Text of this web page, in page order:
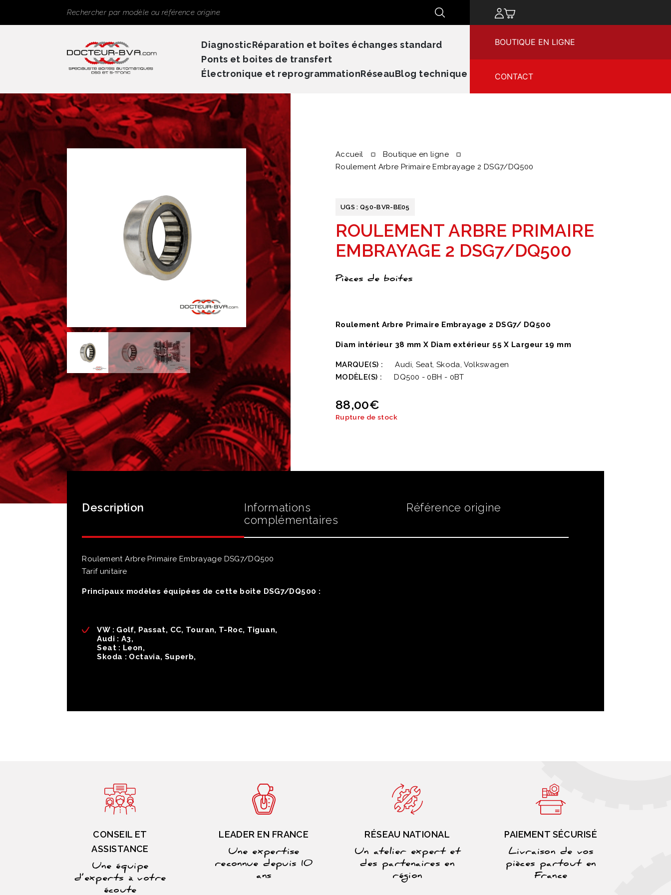
Rechercher
Rechercher
DiagnosticRéparation et boîtes échanges standard
Ponts et boites de transfert
Électronique et reprogrammationRéseauBlog technique
BOUTIQUE EN LIGNE
CONTACT
Accueil
Boutique en ligne
Roulement Arbre Primaire Embrayage 2 DSG7/DQ500
UGS : Q50-BVR-BE05
ROULEMENT ARBRE PRIMAIRE
EMBRAYAGE 2 DSG7/DQ500
Pièces de boites
Roulement Arbre Primaire Embrayage 2 DSG7/ DQ500
Diam intérieur 38 mm X Diam extérieur 55 X Largeur 19 mm
MARQUE(S) :
Audi, Seat, Skoda, Volkswagen
MODÈLE(S) :
DQ500 - 0BH - 0BT
88,00€
Rupture de stock
Description
Informations
complémentaires
Référence origine
Roulement Arbre Primaire Embrayage DSG7/DQ500
Tarif unitaire
Principaux modèles équipées de cette boite DSG7/DQ500 :
VW : Golf, Passat, CC, Touran, T-Roc, Tiguan,
Audi : A3,
Seat : Leon,
Skoda : Octavia, Superb,
CONSEIL ET
ASSISTANCE
Une équipe
d’experts à votre
écoute
LEADER EN FRANCE
Une expertise
reconnue depuis 10
ans
RÉSEAU NATIONAL
Un atelier expert et
des partenaires en
région
PAIEMENT SÉCURISÉ
Livraison de vos
pièces partout en
France